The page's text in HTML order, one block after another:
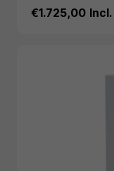
€1.725,00